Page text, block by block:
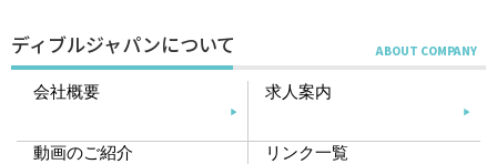
ディブルジャパンについて
会社概要 求人案内
動画のご紹介 リンク一覧